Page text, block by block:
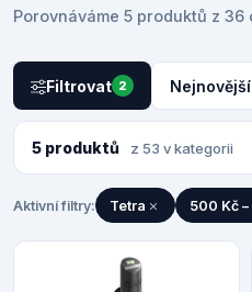
Porovnáváme 5 produktů z 36
Filtrovat 2
5 produktů z 53 v kategorii
Aktivní filtry: Tetra 500 Kč